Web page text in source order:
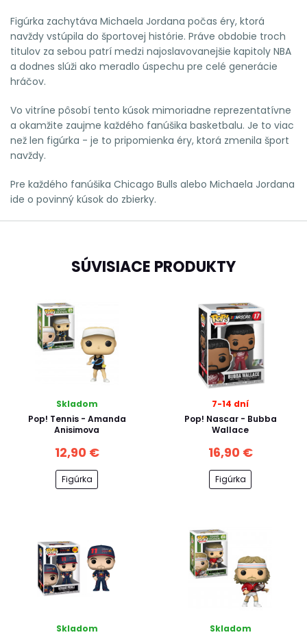
Figúrka zachytáva Michaela Jordana počas éry, ktorá
navždy vstúpila do športovej histórie. Práve obdobie troch
titulov za sebou patrí medzi najoslavovanejšie kapitoly NBA
a dodnes slúži ako meradlo úspechu pre celé generácie
hráčov.
Vo vitríne pôsobí tento kúsok mimoriadne reprezentatívne
a okamžite zaujme každého fanúšika basketbalu. Je to viac
než len figúrka - je to pripomienka éry, ktorá zmenila šport
navždy.
Pre každého fanúšika Chicago Bulls alebo Michaela Jordana
ide o povinný kúsok do zbierky.
SÚVISIACE PRODUKTY
Skladom
Pop! Tennis - Amanda
Anisimova
12,90 €
Figúrka
7-14 dní
Pop! Nascar - Bubba
Wallace
16,90 €
Figúrka
Skladom
Skladom